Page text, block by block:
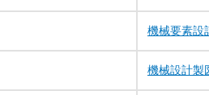
機械要素設
機械設計製